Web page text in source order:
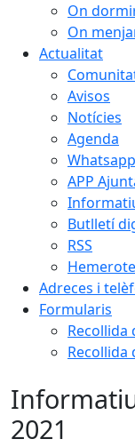
On
On
Actualitat
Avisos
Notícies
Agenda
APP
Butlletí
RSS
Adreces i
Formularis
Recollida
Recollida
2021